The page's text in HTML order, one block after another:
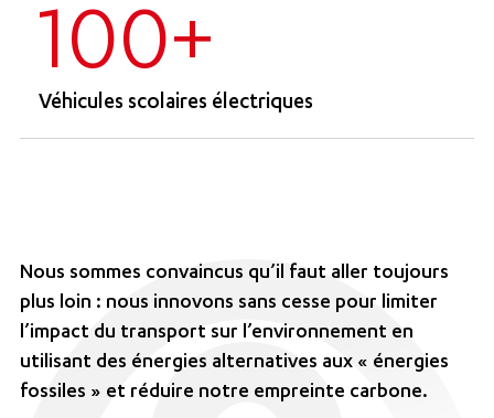
100+
Véhicules scolaires électriques
Nous sommes convaincus qu’il faut aller toujours
plus loin : nous innovons sans cesse pour limiter
l’impact du transport sur l’environnement en
utilisant des énergies alternatives aux « énergies
fossiles » et réduire notre empreinte carbone.